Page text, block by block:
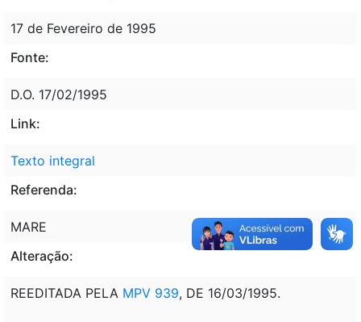
17 de Fevereiro de 1995
Fonte:
D.O. 17/02/1995
Link:
Texto integral
Referenda:
MARE
Alteração:
REEDITADA PELA MPV 939, DE 16/03/1995.